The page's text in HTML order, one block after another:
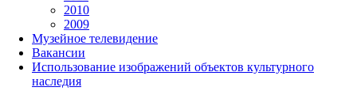
2010
2009
Музейное телевидение
Вакансии
Использование изображений объектов культурного
наследия